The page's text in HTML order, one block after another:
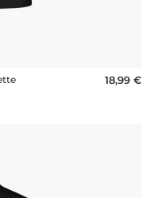
18,99 €